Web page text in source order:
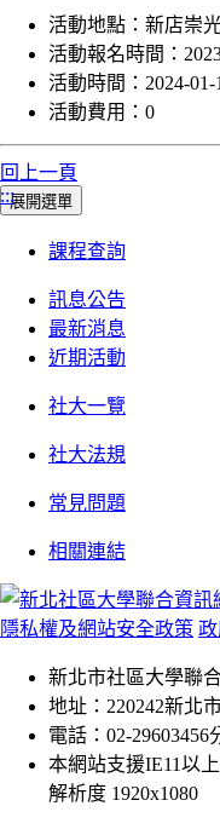
活動地點： 新店崇
活動報名時間：
活動時間： 2024-
活動費用： 0
回上一頁
:::展開選單
課程查詢
訊息公告
最新消息
近期活動
社大一覽
社大法規
常見問題
相關連結
隱私權及網站安全政策
新北市社區大學聯
地址：220242新北
電話：02-29603456
本網站支援IE11以
解析度 1920x1080